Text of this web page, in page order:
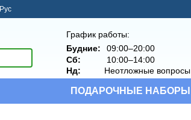
Рус
График работы:
Будние:
09:00–20:00
Сб:
10:00–14:00
Нд:
Неотложные вопросы
ПОДАРОЧНЫЕ НАБОРЫ